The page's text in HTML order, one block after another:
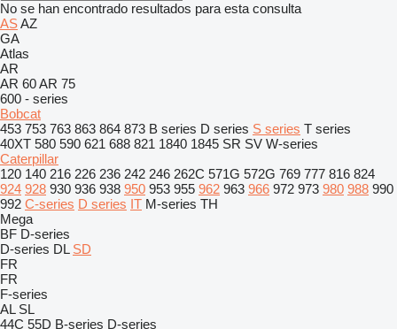
No se han encontrado resultados para esta consulta
ASAZ
GA
Atlas
AR
AR 60AR 75
600 - series
Bobcat
453 753 763 863 864 873 B series D series S series T series
40XT 580 590 621 688 821 1840 1845 SR SV W-series
Caterpillar
120 140 216 226 236 242 246 262C 571G 572G 769 777 816 824
924 928 930 936 938 950 953 955 962 963 966 972 973 980 988 990
992 C-series D series IT M-series TH
Mega
BF D-series
D-series DL SD
FR
FR
F-series
AL SL
44C 55D B-series D-series